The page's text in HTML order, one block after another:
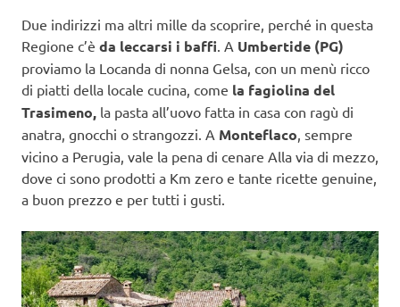
Due indirizzi ma altri mille da scoprire, perché in questa
Regione c’è da leccarsi i baffi . A Umbertide (PG)
proviamo la Locanda di nonna Gelsa, con un menù ricco
di piatti della locale cucina, come la fagiolina del
Trasimeno, la pasta all’uovo fatta in casa con ragù di
anatra, gnocchi o strangozzi. A Monteflaco , sempre
vicino a Perugia, vale la pena di cenare Alla via di mezzo,
dove ci sono prodotti a Km zero e tante ricette genuine,
a buon prezzo e per tutti i gusti.